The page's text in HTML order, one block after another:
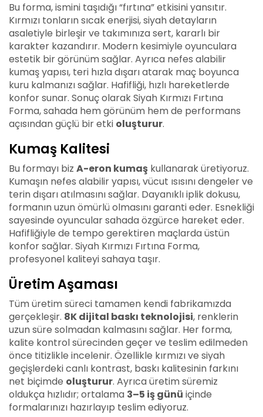
Bu forma, ismini taşıdığı “fırtına” etkisini yansıtır.
Kırmızı tonların sıcak enerjisi, siyah detayların
asaletiyle birleşir ve takımınıza sert, kararlı bir
karakter kazandırır. Modern kesimiyle oyunculara
estetik bir görünüm sağlar. Ayrıca nefes alabilir
kumaş yapısı, teri hızla dışarı atarak maç boyunca
kuru kalmanızı sağlar. Hafifliği, hızlı hareketlerde
konfor sunar. Sonuç olarak Siyah Kırmızı Fırtına
Forma, sahada hem görünüm hem de performans
açısından güçlü bir etki oluşturur.
Kumaş Kalitesi
Bu formayı biz A-eron kumaş kullanarak üretiyoruz.
Kumaşın nefes alabilir yapısı, vücut ısısını dengeler ve
terin dışarı atılmasını sağlar. Dayanıklı iplik dokusu,
formanın uzun ömürlü olmasını garanti eder. Esnekliği
sayesinde oyuncular sahada özgürce hareket eder.
Hafifliğiyle de tempo gerektiren maçlarda üstün
konfor sağlar. Siyah Kırmızı Fırtına Forma,
profesyonel kaliteyi sahaya taşır.
Üretim Aşaması
Tüm üretim süreci tamamen kendi fabrikamızda
gerçekleşir. 8K dijital baskı teknolojisi, renklerin
uzun süre solmadan kalmasını sağlar. Her forma,
kalite kontrol sürecinden geçer ve teslim edilmeden
önce titizlikle incelenir. Özellikle kırmızı ve siyah
geçişlerdeki canlı kontrast, baskı kalitesinin farkını
net biçimde oluşturur. Ayrıca üretim süremiz
oldukça hızlıdır; ortalama 3–5 iş günü içinde
formalarınızı hazırlayıp teslim ediyoruz.